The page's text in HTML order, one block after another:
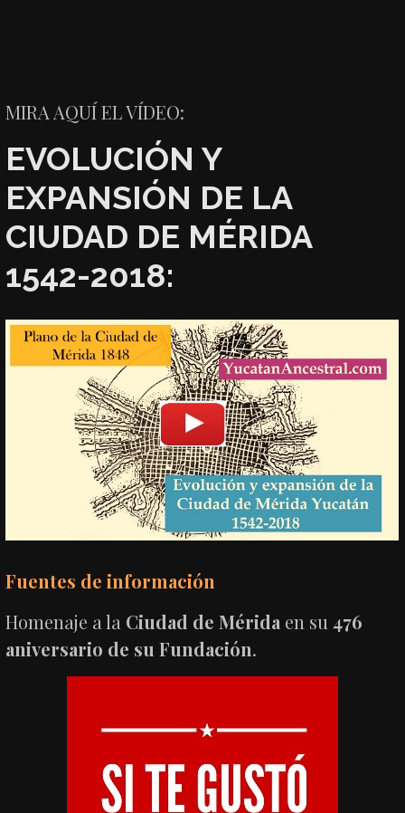
MIRA AQUÍ EL VÍDEO:
EVOLUCIÓN Y
EXPANSIÓN DE LA
CIUDAD DE MÉRIDA
1542-2018:
Fuentes de información
Homenaje a la Ciudad de Mérida en su476
aniversario de su Fundación.